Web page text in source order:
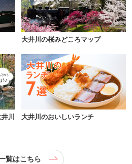
大井川の桜みどころマップ
川
大井川のおいしいランチ
覧はこちら